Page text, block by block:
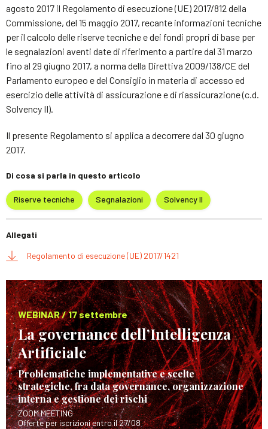
agosto 2017 il Regolamento di esecuzione (UE) 2017/812 della
Commissione, del 15 maggio 2017, recante informazioni tecniche
per il calcolo delle riserve tecniche e dei fondi propri di base per
le segnalazioni aventi date di riferimento a partire dal 31 marzo
fino al 29 giugno 2017, a norma della Direttiva 2009/138/CE del
Parlamento europeo e del Consiglio in materia di accesso ed
esercizio delle attività di assicurazione e di riassicurazione (c.d.
Solvency II).
Il presente Regolamento si applica a decorrere dal 30 giugno
2017.
Di cosa si parla in questo articolo
Riserve tecniche Segnalazioni Solvency II
Allegati
Regolamento di esecuzione (UE) 2017/1421
WEBINAR / 17 settembre
La governance dell’Intelligenza
Artificiale
Problematiche implementative e scelte
strategiche, fra data governance, organizzazione
interna e gestione dei rischi
ZOOM MEETING
Offerte per iscrizioni entro il 27/08